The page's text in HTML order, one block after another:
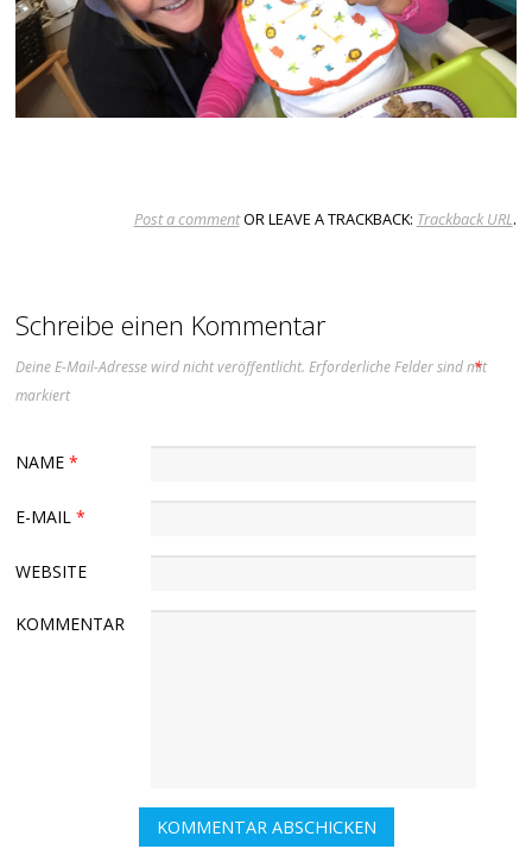
Post a commentOR LEAVE A TRACKBACK: Trackback URL.
Schreibe einen Kommentar
Deine E-Mail-Adresse wird nicht veröffentlicht. Erforderliche Felder sind mit
*
markiert
NAME*
E-MAIL*
WEBSITE
KOMMENTAR